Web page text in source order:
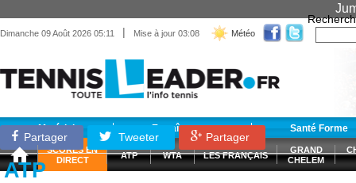
Dimanche 09 Août 2026 05:11 | Mise à jour 03:08 Météo
Matériel Entraînement Santé Forme
SCORES EN
DIRECT
ATP WTA LES FRANÇAIS
GRAND
CHELEM
Partager Tweeter Partager
ATP